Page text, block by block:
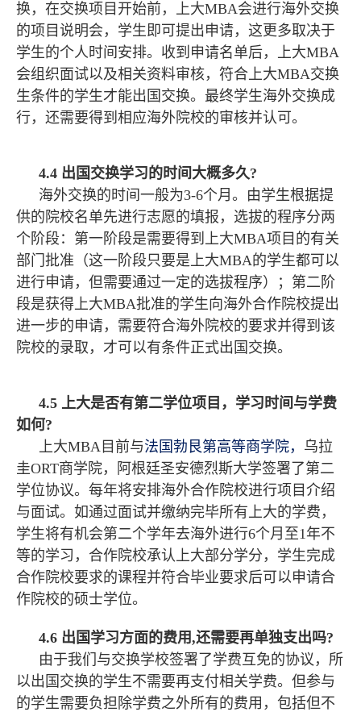
换，在交换项目开始前，上大MBA会进行海外交换
的项目说明会，学生即可提出申请，这更多取决于
学生的个人时间安排。收到申请名单后，上大MBA
会组织面试以及相关资料审核，符合上大MBA交换
生条件的学生才能出国交换。最终学生海外交换成
行，还需要得到相应海外院校的审核并认可。
4.4 出国交换学习的时间大概多久?
海外交换的时间一般为3-6个月。由学生根据提
供的院校名单先进行志愿的填报，选拔的程序分两
个阶段：第一阶段是需要得到上大MBA项目的有关
部门批准（这一阶段只要是上大MBA的学生都可以
进行申请，但需要通过一定的选拔程序）；第二阶
段是获得上大MBA批准的学生向海外合作院校提出
进一步的申请，需要符合海外院校的要求并得到该
院校的录取，才可以有条件正式出国交换。
4.5 上大是否有第二学位项目，学习时间与学费
如何?
上大MBA目前与法国勃艮第高等商学院， 乌拉
圭ORT商学院，阿根廷圣安德烈斯大学签署了第二
学位协议。每年将安排海外合作院校进行项目介绍
与面试。如通过面试并缴纳完毕所有上大的学费，
学生将有机会第二个学年去海外进行6个月至1年不
等的学习，合作院校承认上大部分学分，学生完成
合作院校要求的课程并符合毕业要求后可以申请合
作院校的硕士学位。
4.6 出国学习方面的费用,还需要再单独支出吗?
由于我们与交换学校签署了学费互免的协议，所
以出国交换的学生不需要再支付相关学费。但参与
的学生需要负担除学费之外所有的费用，包括但不